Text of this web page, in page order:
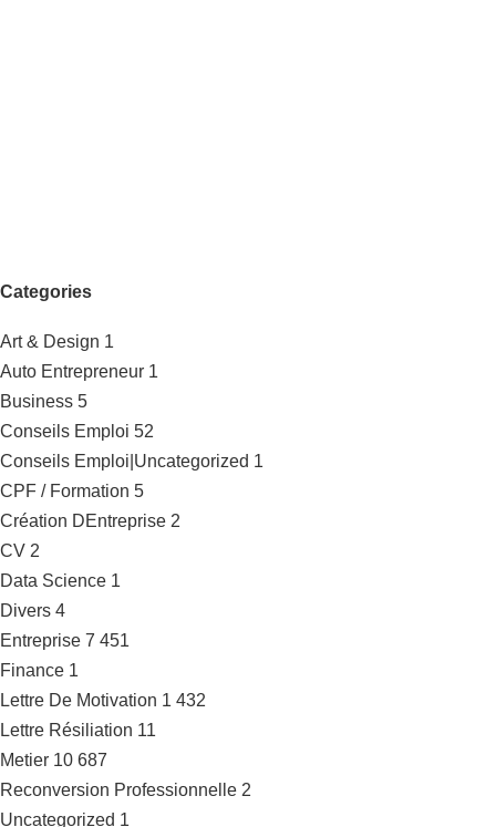
Categories
Art & Design 1
Auto Entrepreneur 1
Business 5
Conseils Emploi 52
Conseils Emploi|Uncategorized 1
CPF / Formation 5
Création DEntreprise 2
CV 2
Data Science 1
Divers 4
Entreprise 7 451
Finance 1
Lettre De Motivation 1 432
Lettre Résiliation 11
Metier 10 687
Reconversion Professionnelle 2
Uncategorized 1